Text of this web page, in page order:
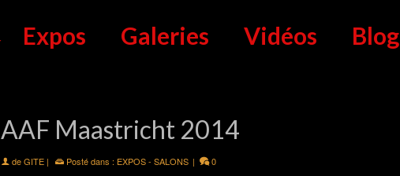
Expos Galeries Vidéos Blog
AAF Maastricht 2014
deGITE | Posté dans : EXPOS - SALONS | 0